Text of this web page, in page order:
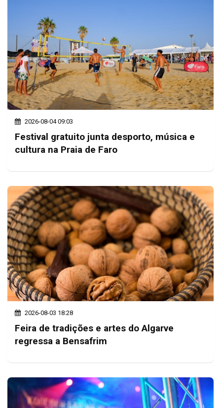
2026-08-04 09:03
Festival gratuito junta desporto, música e
cultura na Praia de Faro
2026-08-03 18:28
Feira de tradições e artes do Algarve
regressa a Bensafrim